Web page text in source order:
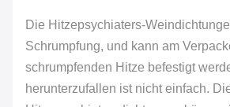
Die Hitzepsychiaters-
Schrumpfung, und kann am
schrumpfenden Hitze befestigt
herunterzufallen ist nicht einfach.